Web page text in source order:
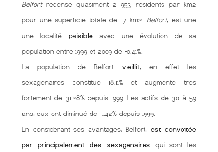
Belfortrecense quasiment 2 953 résidents par km2
pour une superficie totale de 17 km2. Belfort, est une
une localité paisibleavec une évolution de sa
population entre 1999 et 2009 de -0.41%.
La population de Belfortvieillit, en effet les
sexagenaires constitue 18.11% et augmente très
fortement de 31.28% depuis 1999. Les actifs de 30 à 59
ans, eux ont diminué de -1.42% depuis 1999.
En considérant ses avantages, Belfort, est convoitée
par principalement des sexagenaires qui sont les